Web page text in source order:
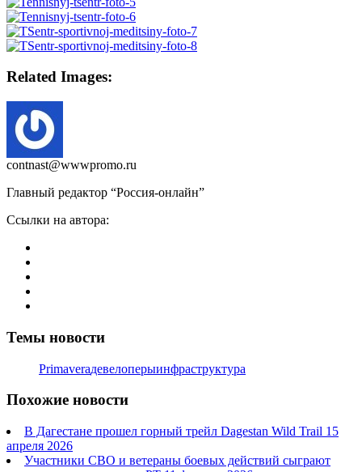
Related Images:
contnast@wwwpromo.ru
Главный редактор “Россия-онлайн”
Ссылки на автора:
Темы новости
Primaveraдевелоперыинфраструктура
Похожие новости
В Дагестане прошел горный трейл Dagestan Wild Trail 15
апреля 2026
Участники СВО и ветераны боевых действий сыграют